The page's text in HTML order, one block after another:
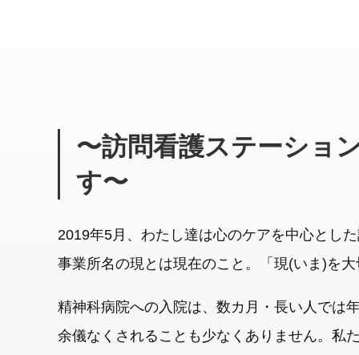
〜訪問看護ステーショ
す〜
2019年5月、わたし達は心のケアを中心とし
事業所名の現とは現在のこと。「現(いま)を
精神科病院への入院は、数カ月・長い人では
余儀なくされることも少なくありません。私